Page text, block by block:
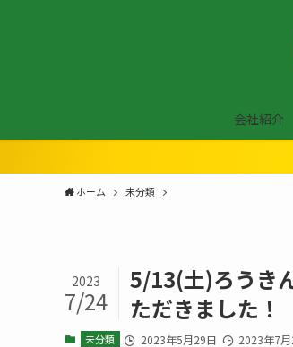
会社紹介
ホーム 未分類
5/13(土)ろうき
ただきました！
2023
7/24
未分類 2023年5月29日 2023年7